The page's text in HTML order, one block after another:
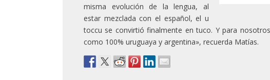
misma evolución de la lengua, al
estar mezclada con el español, el u
toccu se convirtió finalmente en tuco. Y para
como 100% uruguaya y argentina», recuerda Matías.